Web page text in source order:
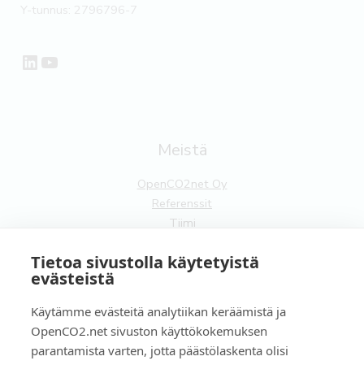
Tietoa sivustolla käytetyistä
evästeistä
Käytämme evästeitä analytiikan keräämistä ja
OpenCO2.net sivuston käyttökokemuksen
parantamista varten, jotta päästölaskenta olisi
Y-tunnus: 2796796-7
LinkedIn
YouTube
Meistä
OpenCO2net Oy
Referenssit
Tiimi
Ota yhteyttä
Tilaa uutiskirje
Käyttöehdot